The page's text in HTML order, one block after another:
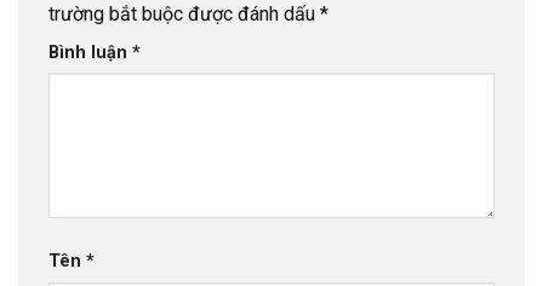
trường bắt buộc được đánh dấu *
Bình luận *
Tên *